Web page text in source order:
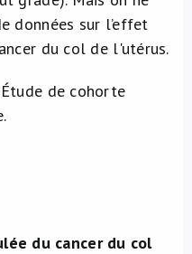
données sur l’effet
du col de l'utérus.
Étude de cohorte
du cancer du col